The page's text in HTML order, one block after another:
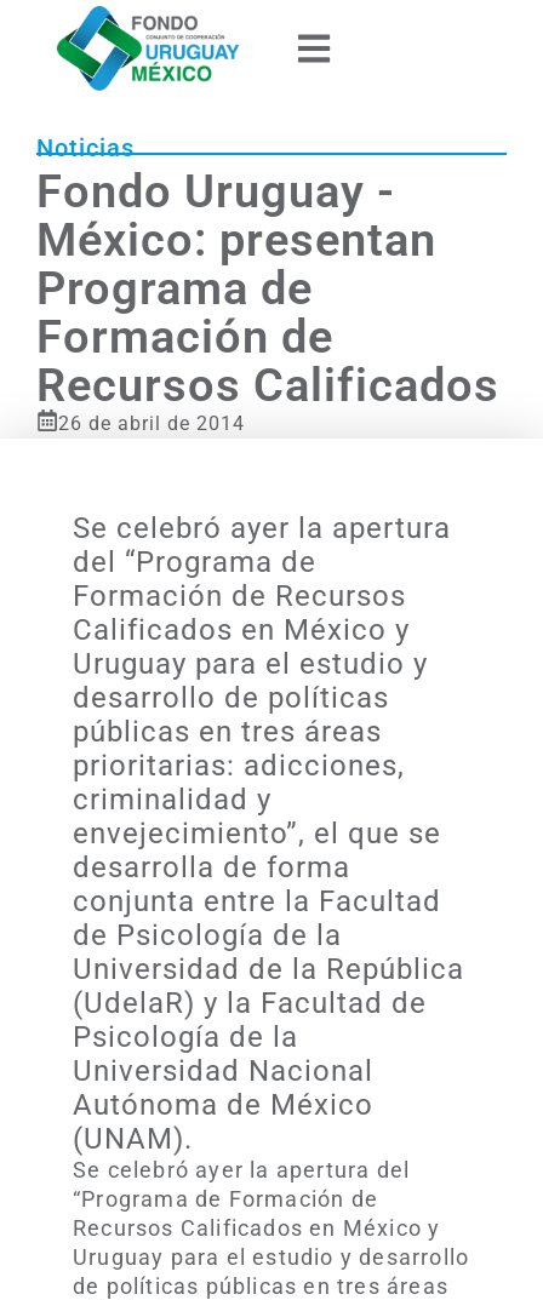
Noticias
Fondo Uruguay -
México: presentan
Programa de
Formación de
Recursos Calificados
26 de abril de 2014
Se celebró ayer la apertura
del “Programa de
Formación de Recursos
Calificados en México y
Uruguay para el estudio y
desarrollo de políticas
públicas en tres áreas
prioritarias: adicciones,
criminalidad y
envejecimiento”, el que se
desarrolla de forma
conjunta entre la Facultad
de Psicología de la
Universidad de la República
(UdelaR) y la Facultad de
Psicología de la
Universidad Nacional
Autónoma de México
(UNAM).
Se celebró ayer la apertura del
“Programa de Formación de
Recursos Calificados en México y
Uruguay para el estudio y desarrollo
de políticas públicas en tres áreas